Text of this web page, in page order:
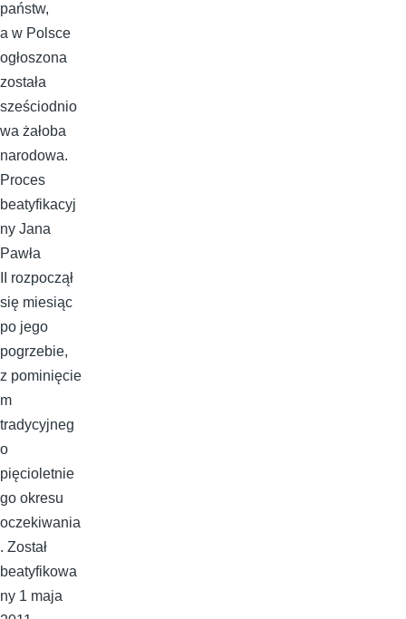
państw,
a w Polsce
ogłoszona
została
sześciodnio
wa żałoba
narodowa.
Proces
beatyfikacyj
ny Jana
Pawła
II rozpoczął
się miesiąc
po jego
pogrzebie,
z pominięcie
m
tradycyjneg
o
pięcioletnie
go okresu
oczekiwania
. Został
beatyfikowa
ny 1 maja